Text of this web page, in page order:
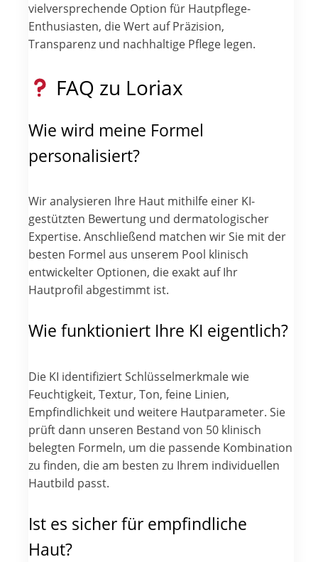
vielversprechende Option für Hautpflege-
Enthusiasten, die Wert auf Präzision,
Transparenz und nachhaltige Pflege legen.
FAQ zu Loriax
Wie wird meine Formel
personalisiert?
Wir analysieren Ihre Haut mithilfe einer KI-
gestützten Bewertung und dermatologischer
Expertise. Anschließend matchen wir Sie mit der
besten Formel aus unserem Pool klinisch
entwickelter Optionen, die exakt auf Ihr
Hautprofil abgestimmt ist.
Wie funktioniert Ihre KI eigentlich?
Die KI identifiziert Schlüsselmerkmale wie
Feuchtigkeit, Textur, Ton, feine Linien,
Empfindlichkeit und weitere Hautparameter. Sie
prüft dann unseren Bestand von 50 klinisch
belegten Formeln, um die passende Kombination
zu finden, die am besten zu Ihrem individuellen
Hautbild passt.
Ist es sicher für empfindliche
Haut?